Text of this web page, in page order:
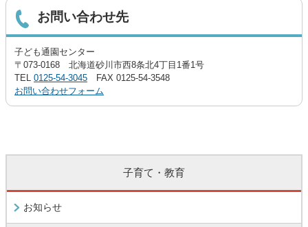
お問い合わせ先
子ども通園センター
〒073-0168 北海道砂川市西8条北4丁目1番1号
TEL 0125-54-3045 FAX 0125-54-3548
お問い合わせフォーム
子育て・教育
お知らせ